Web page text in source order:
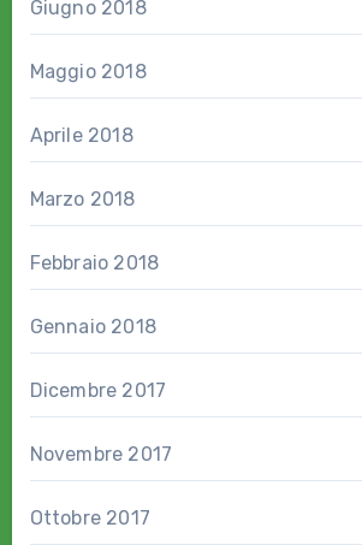
Giugno 2018
Maggio 2018
Aprile 2018
Marzo 2018
Febbraio 2018
Gennaio 2018
Dicembre 2017
Novembre 2017
Ottobre 2017